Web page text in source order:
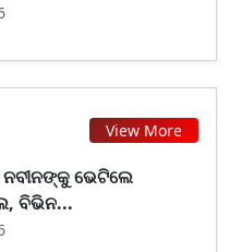
View More
ନବୀନଙ୍କୁ ଭେଟିଲେ
ବିଭିନ...